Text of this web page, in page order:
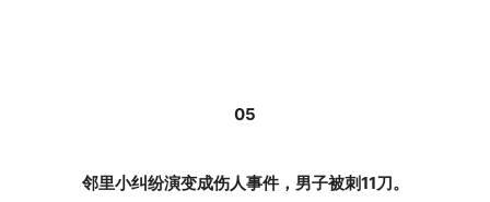
05
邻里小纠纷演变成伤人事件，男子被刺11刀。